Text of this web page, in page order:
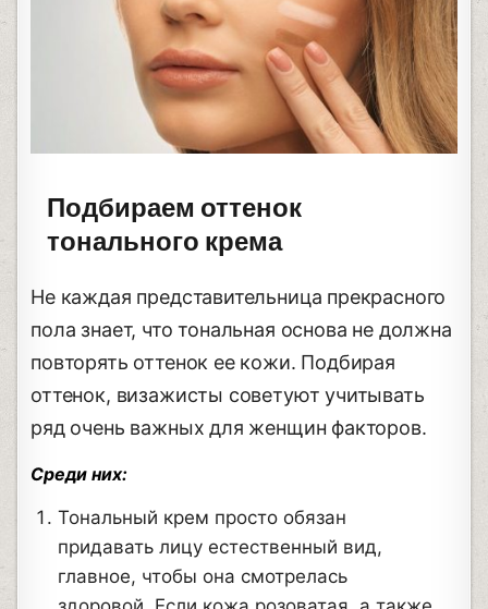
Подбираем оттенок
тонального крема
Не каждая представительница прекрасного
пола знает, что тональная основа не должна
повторять оттенок ее кожи. Подбирая
оттенок, визажисты советуют учитывать
ряд очень важных для женщин факторов.
Среди них:
Тональный крем просто обязан
придавать лицу естественный вид,
главное, чтобы она смотрелась